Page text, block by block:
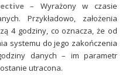
– Wyrażony w czasie
Przykładowo, założenia
4 godziny, co oznacza, że od
systemu do jego zakończenia
danych – im parametr
utracona.